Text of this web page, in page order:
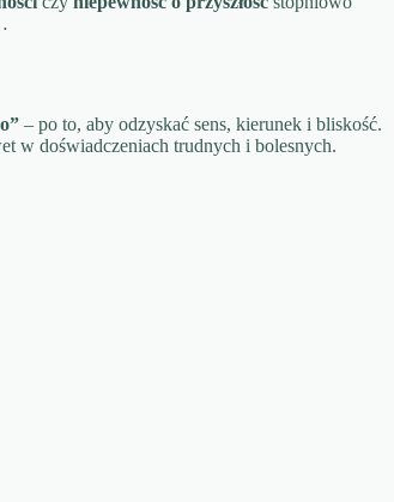
– po to, aby odzyskać sens, kierunek i bliskość.
w doświadczeniach trudnych i bolesnych.